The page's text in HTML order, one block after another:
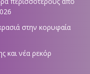
στην κορυφαία
και νέα ρεκόρ